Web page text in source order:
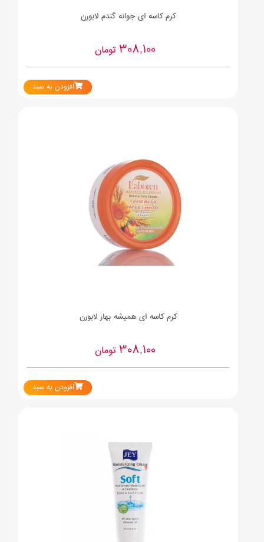
کرم کاسه ای جوانه گندم لابورن
308,100تومان
افزودن به سبد
کرم کاسه ای همیشه بهار لابورن
308,100تومان
افزودن به سبد